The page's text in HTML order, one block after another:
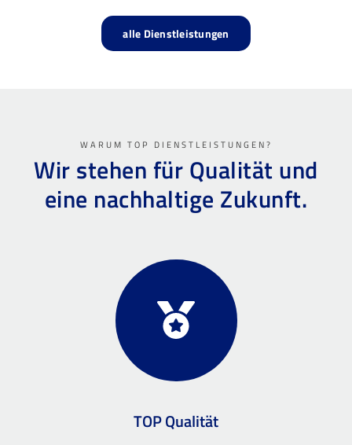
alle Dienstleistungen
WARUM TOP DIENSTLEISTUNGEN?
Wir stehen für Qualität und
eine nachhaltige Zukunft.
TOP Qualität